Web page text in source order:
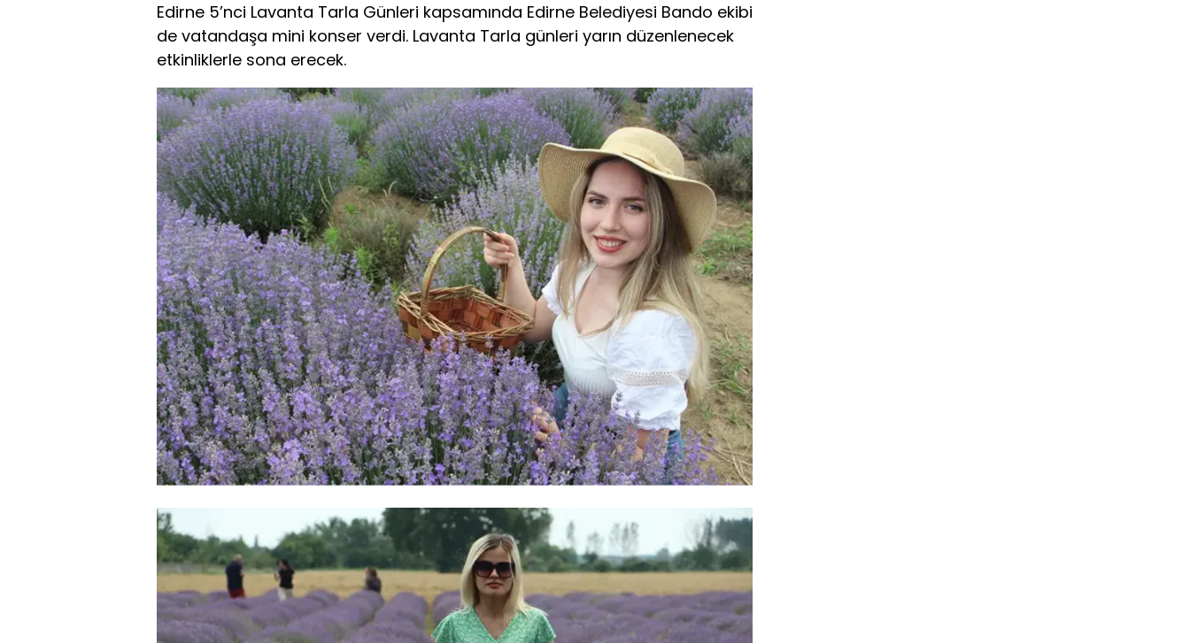
Edirne 5’nci Lavanta Tarla Günleri kapsamında Edirne Belediyesi Bando ekibi
de vatandaşa mini konser verdi. Lavanta Tarla günleri yarın düzenlenecek
etkinliklerle sona erecek.